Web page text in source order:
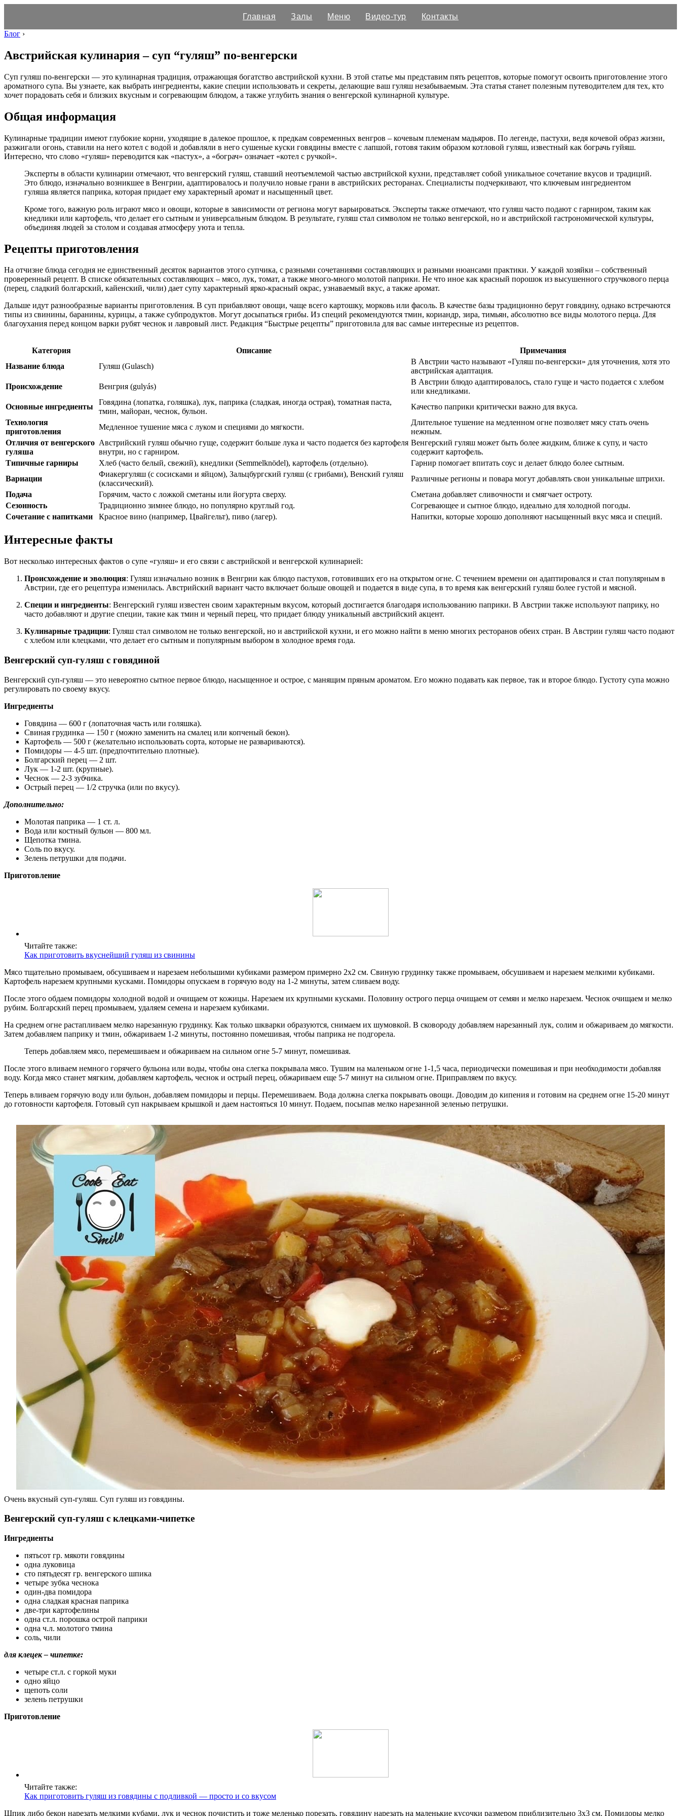
Главная Залы Меню Видео-тур
Контакты
Блог ›
Австрийская кулинария – суп “гуляш” по-венгерски
Суп гуляш по-венгерски — это кулинарная традиция, отражающая богатство австрийской кухни. В этой статье мы представим пять рецептов, которые помогут освоить приготовление этого
ароматного супа. Вы узнаете, как выбрать ингредиенты, какие специи использовать и секреты, делающие ваш гуляш незабываемым. Эта статья станет полезным путеводителем для тех, кто
хочет порадовать себя и близких вкусным и согревающим блюдом, а также углубить знания о венгерской кулинарной культуре.
Общая информация
Кулинарные традиции имеют глубокие корни, уходящие в далекое прошлое, к предкам современных венгров – кочевым племенам мадьяров. По легенде, пастухи, ведя кочевой образ жизни,
разжигали огонь, ставили на него котел с водой и добавляли в него сушеные куски говядины вместе с лапшой, готовя таким образом котловой гуляш, известный как бограчь гуйяш.
Интересно, что слово «гуляш» переводится как «пастух», а «бограч» означает «котел с ручкой».
Эксперты в области кулинарии отмечают, что венгерский гуляш, ставший неотъемлемой частью австрийской кухни, представляет собой уникальное сочетание вкусов и традиций.
Это блюдо, изначально возникшее в Венгрии, адаптировалось и получило новые грани в австрийских ресторанах. Специалисты подчеркивают, что ключевым ингредиентом
гуляша является паприка, которая придает ему характерный аромат и насыщенный цвет.
Кроме того, важную роль играют мясо и овощи, которые в зависимости от региона могут варьироваться. Эксперты также отмечают, что гуляш часто подают с гарниром, таким как
кнедлики или картофель, что делает его сытным и универсальным блюдом. В результате, гуляш стал символом не только венгерской, но и австрийской гастрономической культуры,
объединяя людей за столом и создавая атмосферу уюта и тепла.
Рецепты приготовления
На отчизне блюда сегодня не единственный десяток вариантов этого супчика, с разными сочетаниями составляющих и разными нюансами практики. У каждой хозяйки – собственный
проверенный рецепт. В списке обязательных составляющих – мясо, лук, томат, а также много-много молотой паприки. Не что иное как красный порошок из высушенного стручкового перца
(перец, сладкий болгарский, кайенский, чили) дает супу характерный ярко-красный окрас, узнаваемый вкус, а также аромат.
Дальше идут разнообразные варианты приготовления. В суп прибавляют овощи, чаще всего картошку, морковь или фасоль. В качестве базы традиционно берут говядину, однако встречаются
типы из свинины, баранины, курицы, а также субпродуктов. Могут досыпаться грибы. Из специй рекомендуются тмин, кориандр, зира, тимьян, абсолютно все виды молотого перца. Для
благоухания перед концом варки рубят чеснок и лавровый лист. Редакция “Быстрые рецепты” приготовила для вас самые интересные из рецептов.
Категория Описание
Примечания
Название блюда
Гуляш (Gulasch)
В Австрии часто называют «Гуляш по-венгерски» для уточнения, хотя это
австрийская адаптация.
Происхождение
Венгрия (gulyás)
В Австрии блюдо адаптировалось, стало гуще и часто подается с хлебом
или кнедликами.
Основные ингредиенты
Говядина (лопатка, голяшка), лук, паприка (сладкая, иногда острая), томатная паста,
тмин, майоран, чеснок, бульон.
Качество паприки критически важно для вкуса.
Технология
приготовления
Медленное тушение мяса с луком и специями до мягкости.
Длительное тушение на медленном огне позволяет мясу стать очень
нежным.
Отличия от венгерского
гуляша
Австрийский гуляш обычно гуще, содержит больше лука и часто подается без картофеля
внутри, но с гарниром.
Венгерский гуляш может быть более жидким, ближе к супу, и часто
содержит картофель.
Типичные гарниры
Хлеб (часто белый, свежий), кнедлики (Semmelknödel), картофель (отдельно).
Гарнир помогает впитать соус и делает блюдо более сытным.
Вариации
Фиакергуляш (с сосисками и яйцом), Зальцбургский гуляш (с грибами), Венский гуляш
(классический).
Различные регионы и повара могут добавлять свои уникальные штрихи.
Подача
Горячим, часто с ложкой сметаны или йогурта сверху.
Сметана добавляет сливочности и смягчает остроту.
Сезонность
Традиционно зимнее блюдо, но популярно круглый год.
Согревающее и сытное блюдо, идеально для холодной погоды.
Сочетание с напитками
Красное вино (например, Цвайгельт), пиво (лагер). Напитки, которые хорошо дополняют насыщенный вкус мяса и специй.
Интересные факты
Вот несколько интересных фактов о супе «гуляш» и его связи с австрийской и венгерской кулинарией:
Происхождение и эволюция: Гуляш изначально возник в Венгрии как блюдо пастухов, готовивших его на открытом огне. С течением времени он адаптировался и стал популярным в
Австрии, где его рецептура изменилась. Австрийский вариант часто включает больше овощей и подается в виде супа, в то время как венгерский гуляш более густой и мясной.
Специи и ингредиенты: Венгерский гуляш известен своим характерным вкусом, который достигается благодаря использованию паприки. В Австрии также используют паприку, но
часто добавляют и другие специи, такие как тмин и черный перец, что придает блюду уникальный австрийский акцент.
Кулинарные традиции: Гуляш стал символом не только венгерской, но и австрийской кухни, и его можно найти в меню многих ресторанов обеих стран. В Австрии гуляш часто подают
с хлебом или клецками, что делает его сытным и популярным выбором в холодное время года.
Венгерский суп-гуляш с говядиной
Венгерский суп-гуляш — это невероятно сытное первое блюдо, насыщенное и острое, с манящим пряным ароматом. Его можно подавать как первое, так и второе блюдо. Густоту супа можно
регулировать по своему вкусу.
Ингредиенты
Говядина — 600 г (лопаточная часть или голяшка).
Свиная грудинка — 150 г (можно заменить на смалец или копченый бекон).
Картофель — 500 г (желательно использовать сорта, которые не развариваются).
Помидоры — 4-5 шт. (предпочтительно плотные).
Болгарский перец — 2 шт.
Лук — 1-2 шт. (крупные).
Чеснок — 2-3 зубчика.
Острый перец — 1/2 стручка (или по вкусу).
Дополнительно:
Молотая паприка — 1 ст. л.
Вода или костный бульон — 800 мл.
Щепотка тмина.
Соль по вкусу.
Зелень петрушки для подачи.
Приготовление
Читайте также:
Как приготовить вкуснейший гуляш из свинины
Мясо тщательно промываем, обсушиваем и нарезаем небольшими кубиками размером примерно 2х2 см. Свиную грудинку также промываем, обсушиваем и нарезаем мелкими кубиками.
Картофель нарезаем крупными кусками. Помидоры опускаем в горячую воду на 1-2 минуты, затем сливаем воду.
После этого обдаем помидоры холодной водой и очищаем от кожицы. Нарезаем их крупными кусками. Половину острого перца очищаем от семян и мелко нарезаем. Чеснок очищаем и мелко
рубим. Болгарский перец промываем, удаляем семена и нарезаем кубиками.
На среднем огне растапливаем мелко нарезанную грудинку. Как только шкварки образуются, снимаем их шумовкой. В сковороду добавляем нарезанный лук, солим и обжариваем до мягкости.
Затем добавляем паприку и тмин, обжариваем 1-2 минуты, постоянно помешивая, чтобы паприка не подгорела.
Теперь добавляем мясо, перемешиваем и обжариваем на сильном огне 5-7 минут, помешивая.
После этого вливаем немного горячего бульона или воды, чтобы она слегка покрывала мясо. Тушим на маленьком огне 1-1,5 часа, периодически помешивая и при необходимости добавляя
воду. Когда мясо станет мягким, добавляем картофель, чеснок и острый перец, обжариваем еще 5-7 минут на сильном огне. Приправляем по вкусу.
Теперь вливаем горячую воду или бульон, добавляем помидоры и перцы. Перемешиваем. Вода должна слегка покрывать овощи. Доводим до кипения и готовим на среднем огне 15-20 минут
до готовности картофеля. Готовый суп накрываем крышкой и даем настояться 10 минут. Подаем, посыпав мелко нарезанной зеленью петрушки.
Очень вкусный суп-гуляш. Суп гуляш из говядины.
Венгерский суп-гуляш с клецками-чипетке
Ингредиенты
пятьсот гр. мякоти говядины
одна луковица
сто пятьдесят гр. венгерского шпика
четыре зубка чеснока
один-два помидора
одна сладкая красная паприка
две-три картофелины
одна ст.л. порошка острой паприки
одна ч.л. молотого тмина
соль, чили
для клецек – чипетке:
четыре ст.л. с горкой муки
одно яйцо
щепоть соли
зелень петрушки
Приготовление
Читайте также:
Как приготовить гуляш из говядины с подливкой — просто и со вкусом
Шпик либо бекон нарезать мелкими кубами, лук и чеснок почистить и тоже меленько порезать, говядину нарезать на маленькие кусочки размером приблизительно 3х3 см. Помидоры мелко